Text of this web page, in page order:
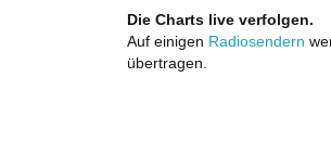
Die Charts live verfolgen.
Auf einigen Radiosendern
übertragen.